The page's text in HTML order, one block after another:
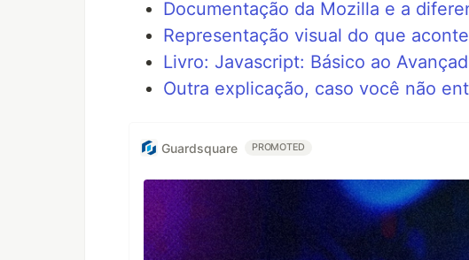
Documentação da Mozilla e a
Representação visual do que
Livro: Javascript: Básico ao
Outra explicação, caso você não
Guardsquare PROMOTED